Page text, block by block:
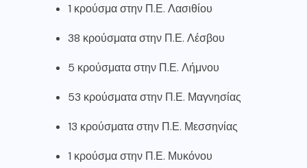
1 κρούσμα στην Π.Ε. Λασιθίου
38 κρούσματα στην Π.Ε. Λέσβου
5 κρούσματα στην Π.Ε. Λήμνου
53 κρούσματα στην Π.Ε. Μαγνησίας
13 κρούσματα στην Π.Ε. Μεσσηνίας
1 κρούσμα στην Π.Ε. Μυκόνου